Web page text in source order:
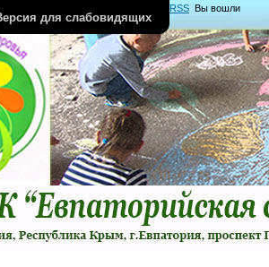
для слабовидящих
RSS Вы вошли
какГость Группа "Гости"